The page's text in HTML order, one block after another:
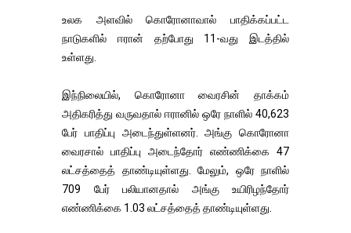
உலக அளவில் கொரோனாவால் பாதிக்கப்பட்ட
நாடுகளில் ஈரான் தற்போது 11-வது இடத்தில்
உள்ளது.
இந்நிலையில், கொரோனா வைரசின் தாக்கம்
அதிகரித்து வருவதால் ஈரானில் ஒரே நாளில் 40,623
பேர் பாதிப்பு அடைந்துள்ளனர். அங்கு கொரோனா
வைரசால் பாதிப்பு அடைந்தோர் எண்ணிக்கை 47
லட்சத்தைத் தாண்டியுள்ளது. மேலும், ஒரே நாளில்
709 பேர் பலியானதால் அங்கு உயிரிழந்தோர்
எண்ணிக்கை 1.03 லட்சத்தைத் தாண்டியுள்ளது.